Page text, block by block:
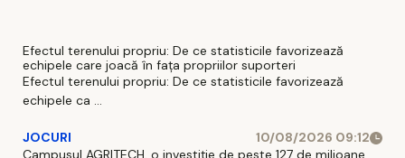
Efectul terenului propriu: De ce statisticile favorizează
echipele care joacă în fața propriilor suporteri
Efectul terenului propriu: De ce statisticile favorizează
echipele ca ...
JOCURI
10/08/2026 09:12
Campusul AGRITECH, o investiție de peste 127 de milioane